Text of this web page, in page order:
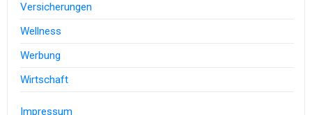
Versicherungen
Wellness
Werbung
Wirtschaft
Impressum